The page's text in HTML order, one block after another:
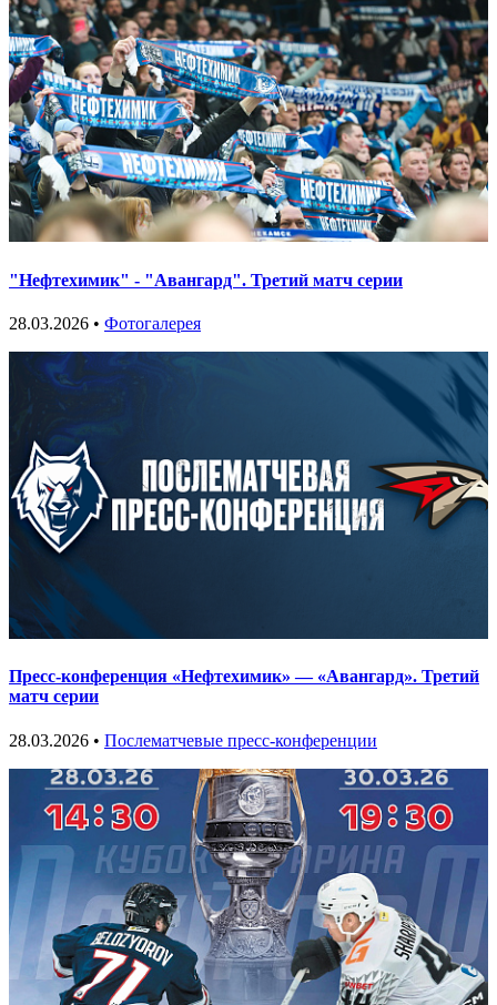
"Нефтехимик" - "Авангард". Третий матч серии
28.03.2026 • Фотогалерея
Пресс-конференция «Нефтехимик» — «Авангард». Третий
матч серии
28.03.2026 • Послематчевые пресс-конференции